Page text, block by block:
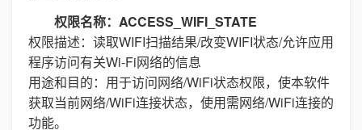
权限名称：ACCESS_WIFI_STATE
权限描述：读取WIFI扫描结果/改变WIFI状态/允许应用
程序访问有关Wi-Fi网络的信息
用途和目的：用于访问网络/WiFi状态权限，使本软件
获取当前网络/WiFi连接状态，使用需网络/WiFi连接的
功能。